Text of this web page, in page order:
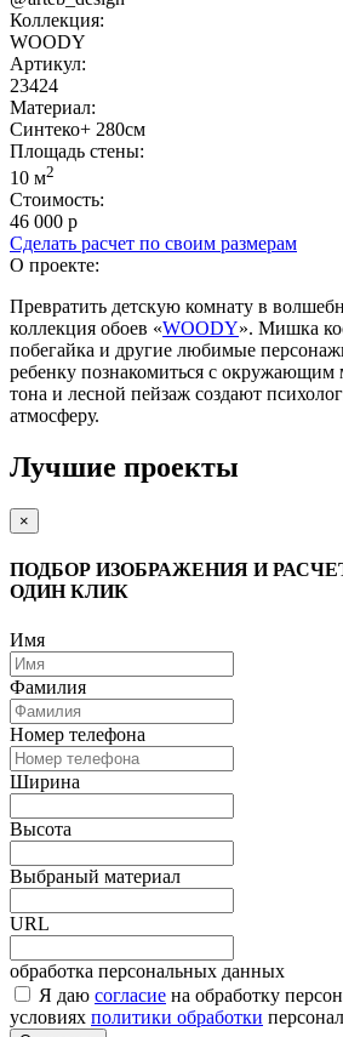
Коллекция:
WOODY
Артикул:
23424
Материал:
Синтеко+ 280см
Площадь cтены:
10 м2
Стоимость:
46 000 р
Сделать расчет по своим размерам
О проекте:
Превратить детскую комнату в
коллекция обоев «WOODY». Мишка
побегайка и другие любимые
ребенку познакомиться с окружающим
тона и лесной пейзаж создают
атмосферу.
Лучшие проекты
×
ПОДБОР ИЗОБРАЖЕНИЯ И
ОДИН КЛИК
Имя
Фамилия
Номер телефона
Ширина
Высота
Выбраный материал
URL
обработка персональных данных
Я даю согласие на обработку
условиях политики обработки